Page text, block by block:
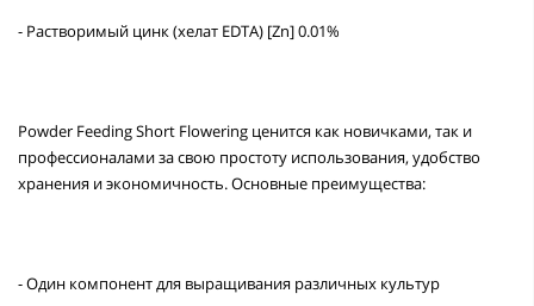
- Растворимый цинк (хелат EDTA) [Zn] 0.01%
Powder Feeding Short Flowering ценится как новичками, так и
профессионалами за свою простоту использования, удобство
хранения и экономичность. Основные преимущества:
- Один компонент для выращивания различных культур